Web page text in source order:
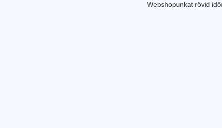
Webshopunkat rövid